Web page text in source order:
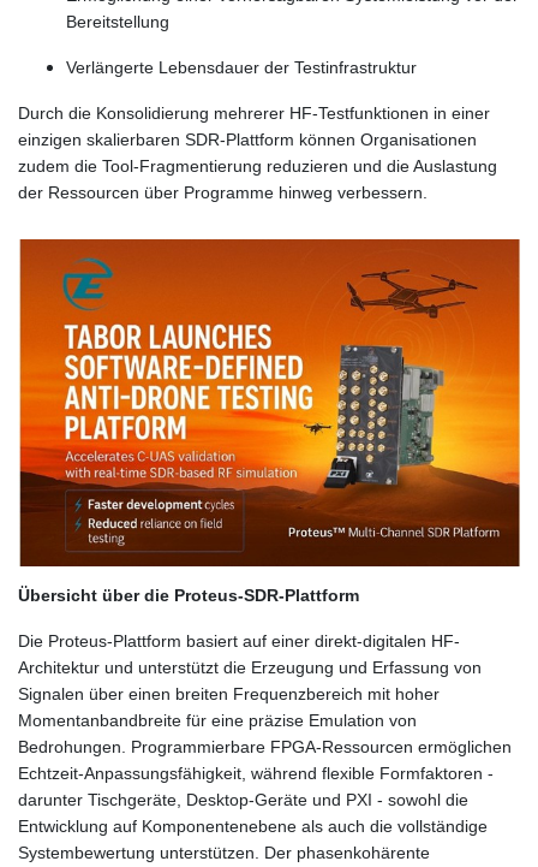
Bereitstellung
Verlängerte Lebensdauer der Testinfrastruktur
Durch die Konsolidierung mehrerer HF-Testfunktionen in einer
einzigen skalierbaren SDR-Plattform können Organisationen
zudem die Tool-Fragmentierung reduzieren und die Auslastung
der Ressourcen über Programme hinweg verbessern.
Übersicht über die Proteus-SDR-Plattform
Die Proteus-Plattform basiert auf einer direkt-digitalen HF-
Architektur und unterstützt die Erzeugung und Erfassung von
Signalen über einen breiten Frequenzbereich mit hoher
Momentanbandbreite für eine präzise Emulation von
Bedrohungen. Programmierbare FPGA-Ressourcen ermöglichen
Echtzeit-Anpassungsfähigkeit, während flexible Formfaktoren -
darunter Tischgeräte, Desktop-Geräte und PXI - sowohl die
Entwicklung auf Komponentenebene als auch die vollständige
Systembewertung unterstützen. Der phasenkohärente